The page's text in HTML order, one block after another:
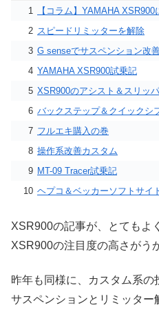
1
【コラム】YAMAHA XSR900
2 スピードリミッターを解除
3 G senseでサスペンション改
4 YAMAHA XSR900試乗記
5 XSR900のアシスト＆スリッ
6 バックステップ＆クイックシ
7 フルエキ購入の巻
8 操作系改善カスタム
9 MT-09 Tracer試乗記
10 ヘプコ＆ベッカーソフトサイ
XSR900の記事が、とてもよ
XSR900の注目度の高さがう
昨年も同様に、カスタム系の
サスペンションとリミッター